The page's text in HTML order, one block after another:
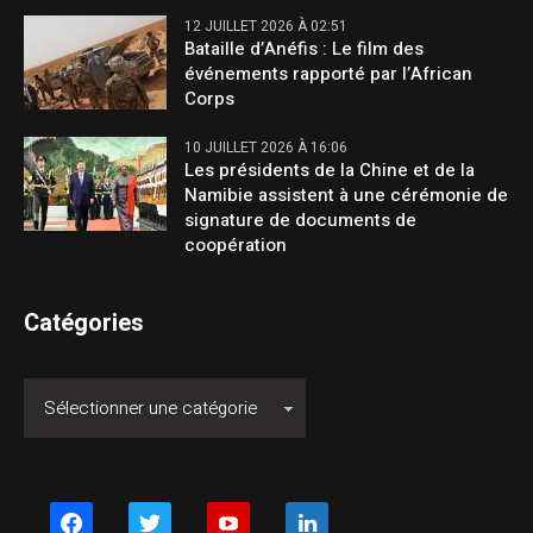
12 JUILLET 2026 À 02:51
Bataille d’Anéfis : Le film des
événements rapporté par l’African
Corps
10 JUILLET 2026 À 16:06
Les présidents de la Chine et de la
Namibie assistent à une cérémonie de
signature de documents de
coopération
Catégories
facebook twitter youtube linkedin